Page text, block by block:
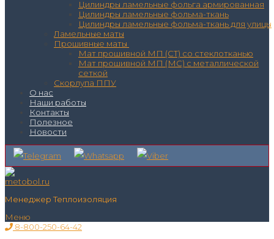
Цилиндры ламельные фольга армированная
Цилиндры ламельные фольма-ткань
Цилиндры ламельные фольма-ткань для улицы
Ламельные маты
Прошивные маты
Мат прошивной МП (СТ) со стеклотканью
Мат прошивной МП (МС) с металлической
сеткой
Скорлупа ППУ
О нас
Наши работы
Контакты
Полезное
Новости
Менеджер Теплоизоляция
Меню
8-800-250-64-42